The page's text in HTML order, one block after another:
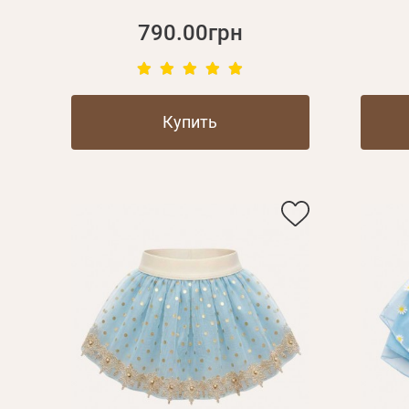
790.00грн
Купить
Вам